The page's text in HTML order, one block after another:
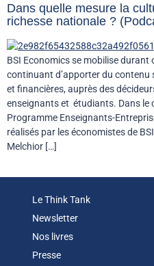
Dans quelle mesure la
richesse nationale ?
BSI Economics se mobilise
continuant d’apporter du
et financières, auprès des
enseignants et étudiants. Dans le
Programme Enseignants-
réalisés par les économistes de
Melchior […]
Le Think Tank
Newsletter
Nos livres
Presse